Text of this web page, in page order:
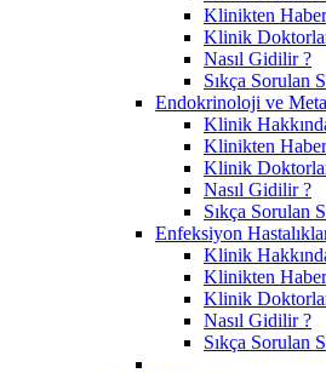
Klinikten
Klinik
Nasıl Gidilir ?
Sıkça Sorulan
Endokrinoloji ve
Klinik
Klinikten
Klinik
Nasıl Gidilir ?
Sıkça Sorulan
Enfeksiyon
Klinik
Klinikten
Klinik
Nasıl Gidilir ?
Sıkça Sorulan